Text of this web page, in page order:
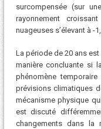
surcompensée (sur
rayonnement
nuageuses s’élevant à -
La période de 20 ans
manière concluante si
phénomène
prévisions climatiques
mécanisme physique
est discuté
changements dans la